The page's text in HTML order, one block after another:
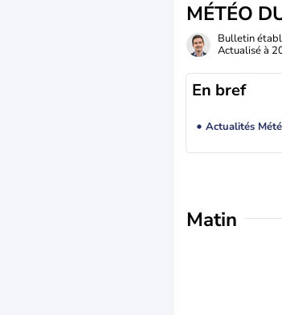
MÉTÉO
Bulletin
Actualisé à
En bref
Matin